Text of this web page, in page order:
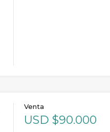
Venta
USD $90.000